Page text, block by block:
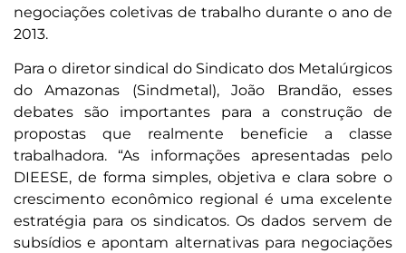
negociações coletivas de trabalho durante o ano de
2013.
Para o diretor sindical do Sindicato dos Metalúrgicos
do Amazonas (Sindmetal), João Brandão, esses
debates são importantes para a construção de
propostas que realmente beneficie a classe
trabalhadora. “As informações apresentadas pelo
DIEESE, de forma simples, objetiva e clara sobre o
crescimento econômico regional é uma excelente
estratégia para os sindicatos. Os dados servem de
subsídios e apontam alternativas para negociações